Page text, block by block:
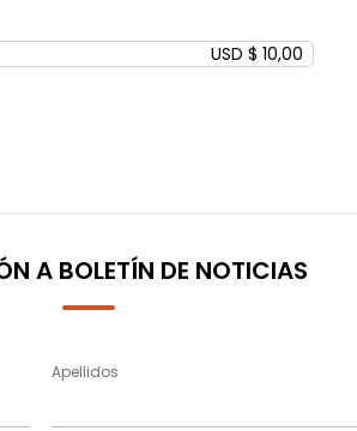
USD $ 10,00
A BOLETÍN DE NOTICIAS
Apellidos